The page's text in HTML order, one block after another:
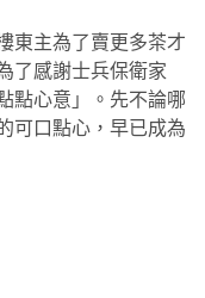
東主為了賣更多茶才
了感謝士兵保衛家
點心意」。先不論哪
可口點心，早已成為